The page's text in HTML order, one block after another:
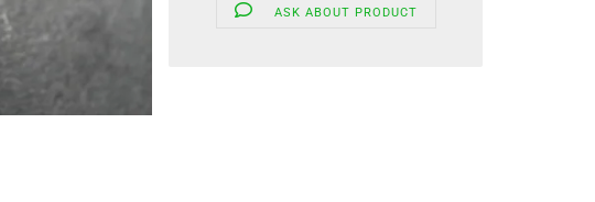
ASK ABOUT PRODUCT